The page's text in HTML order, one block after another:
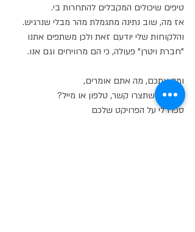
טיפים שיכולים המקבלים להתחרות בי.
אז מה, שוב נתינה מתגמלת מהר מבלי שנרגיש.
והלקוחות שלי יודעם זאת ולכן משתפים אתנו
"חברת ויטרן" פעולה, כי הם מרוויחים וגם אנו.
ומה אתכם, מה אתם אומרים,
יש מצב שתצרו קשר, טלפון או מייל?
ספרו לי על הפרויקט שלכם